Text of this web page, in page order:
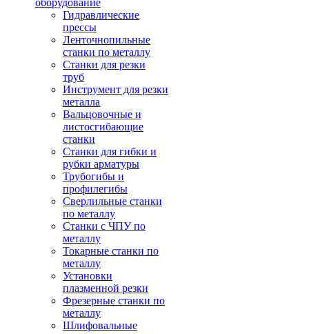
оборудование
Гидравлические
прессы
Ленточнопильные
станки по металлу
Станки для резки
труб
Инструмент для резки
металла
Вальцовочные и
листосгибающие
станки
Станки для гибки и
рубки арматуры
Трубогибы и
профилегибы
Сверлильные станки
по металлу
Станки с ЧПУ по
металлу
Токарные станки по
металлу
Установки
плазменной резки
Фрезерные станки по
металлу
Шлифовальные